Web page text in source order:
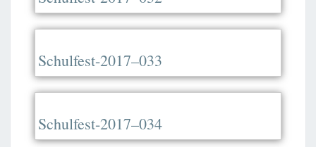
Schulfest-2017–033
Schulfest-2017–034